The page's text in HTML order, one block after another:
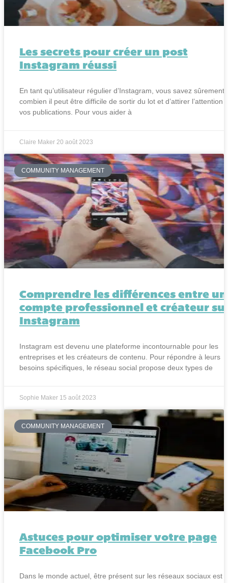
Les secrets pour créer un post
Instagram réussi
En tant qu’utilisateur régulier d’Instagram, vous savez sûrement
combien il peut être difficile de sortir du lot et d’attirer l’attention
vos publications. Pour vous aider à
Claire Maker 20 août 2023
COMMUNITY MANAGEMENT
Comprendre les différences entre un
compte professionnel et créateur
Instagram
Instagram est devenu une plateforme incontournable pour les
entreprises et les créateurs de contenu. Pour répondre à leurs
besoins spécifiques, le réseau social propose deux types de
Sophie Maker 15 août 2023
COMMUNITY MANAGEMENT
Astuces pour optimiser votre page
Facebook Pro
Dans le monde actuel, être présent sur les réseaux sociaux est